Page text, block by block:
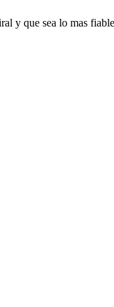
y que sea lo mas